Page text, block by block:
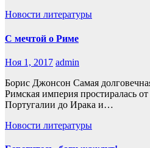
Новости литературы
С мечтой о Риме
Ноя 1, 2017 admin
Борис Джонсон Самая
Римская империя простиралась
Португалии до Ирака и…
Новости литературы